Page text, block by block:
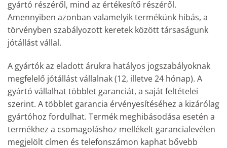
gyártó részéről, mind az értékesítő részéről.
Amennyiben azonban valamelyik termékünk hibás, a
törvényben szabályozott keretek között társaságunk
jótállást vállal.
A gyártók az eladott árukra hatályos jogszabályoknak
megfelelő jótállást vállalnak (12, illetve 24 hónap). A
gyártó vállalhat többlet garanciát, a saját feltételei
szerint. A többlet garancia érvényesítéséhez a kizárólag
gyártóhoz fordulhat. Termék meghibásodása esetén a
termékhez a csomagoláshoz mellékelt garancialevélen
megjelölt címen és telefonszámon kaphat bővebb